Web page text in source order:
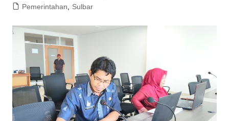
Pemerintahan
Sulbar